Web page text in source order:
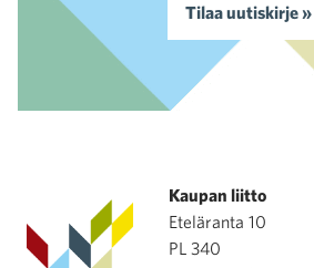
Tilaa uutiskirje »
Kaupan liitto
Eteläranta 10
PL 340